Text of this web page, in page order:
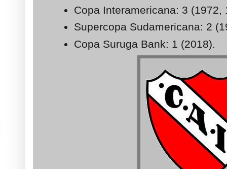
Copa Interamericana: 3 (1972,
Supercopa Sudamericana: 2
Copa Suruga Bank: 1 (2018).